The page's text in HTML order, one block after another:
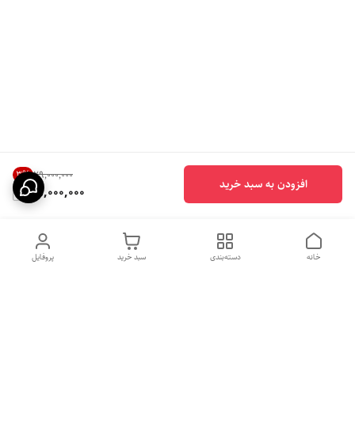
۲۹٬۰۰۰٬۰۰۰ 3%
28,000,000 افزودن به سبد خرید
پروفایل سبد خرید دسته‌بندی خانه